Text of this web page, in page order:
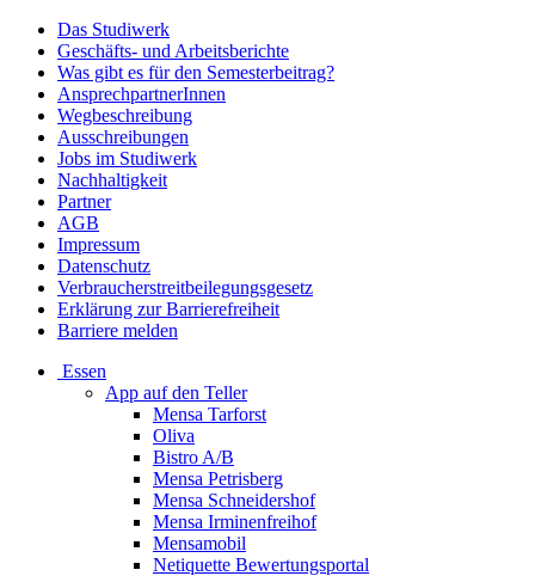
Das Studiwerk
Geschäfts- und Arbeitsberichte
Was gibt es für den Semesterbeitrag?
AnsprechpartnerInnen
Wegbeschreibung
Ausschreibungen
Jobs im Studiwerk
Nachhaltigkeit
Partner
AGB
Impressum
Datenschutz
Verbraucherstreitbeilegungsgesetz
Erklärung zur Barrierefreiheit
Barriere melden
Essen
App auf den Teller
Mensa Tarforst
Oliva
Bistro A/B
Mensa Petrisberg
Mensa Schneidershof
Mensa Irminenfreihof
Mensamobil
Netiquette Bewertungsportal